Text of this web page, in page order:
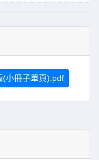
(小冊子單頁).pdf